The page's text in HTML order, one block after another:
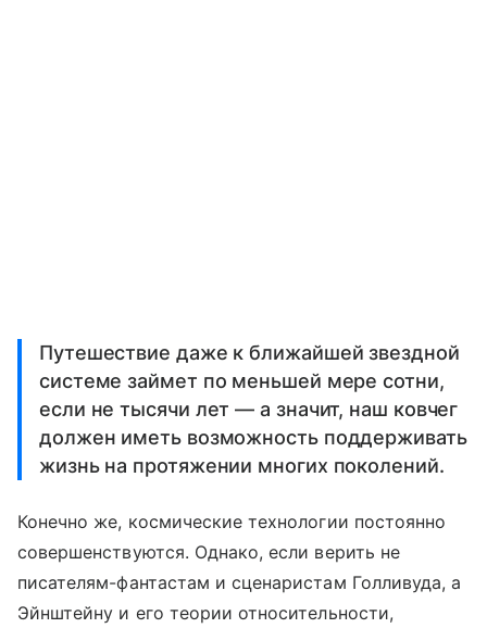
Путешествие даже к ближайшей звездной
системе займет по меньшей мере сотни,
если не тысячи лет — а значит, наш ковчег
должен иметь возможность поддерживать
жизнь на протяжении многих поколений.
Конечно же, космические технологии постоянно
совершенствуются. Однако, если верить не
писателям-фантастам и сценаристам Голливуда, а
Эйнштейну и его теории относительности,